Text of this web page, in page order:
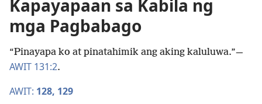
Kapayapaan sa Kabila ng
mga Pagbabago
“Pinayapa ko at pinatahimik ang aking kaluluwa.”—
AWIT 131:2.
AWIT: 128, 129